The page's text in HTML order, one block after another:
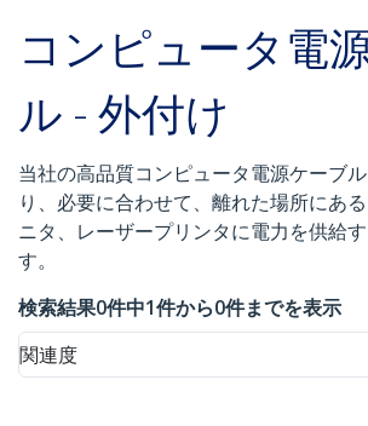
コンピュータ電
ル - 外付け
当社の高品質コンピュータ電源ケーブ
り、必要に合わせて、離れた場所にあ
ニタ、レーザープリンタに電力を供給
す。
検索結果0件中1件から0件までを表示
関連度